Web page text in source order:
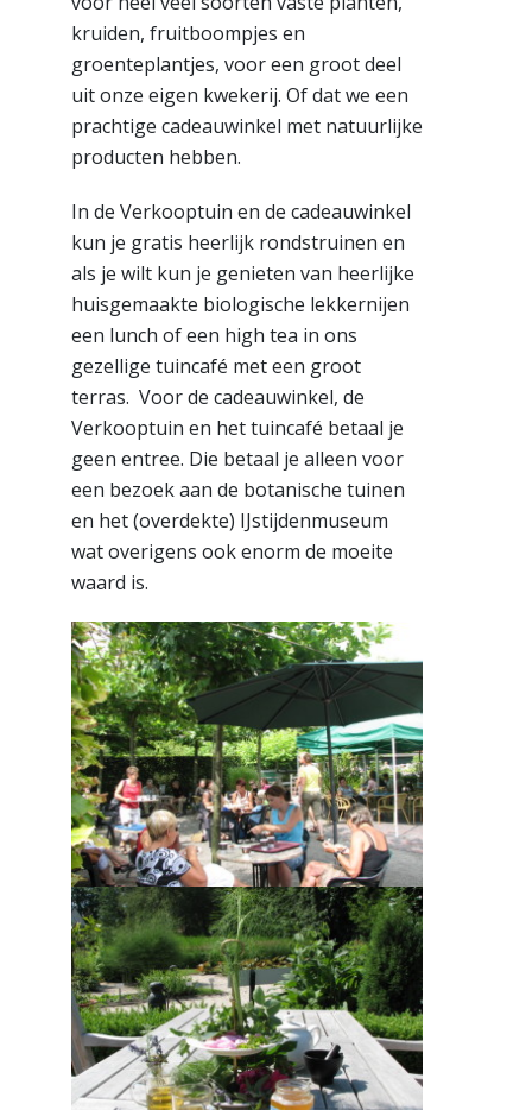
kruiden, fruitboompjes en
groenteplantjes, voor een groot deel
uit onze eigen kwekerij. Of dat we een
prachtige cadeauwinkel met natuurlijke
producten hebben.
In de Verkooptuin en de cadeauwinkel
kun je gratis heerlijk rondstruinen en
als je wilt kun je genieten van heerlijke
huisgemaakte biologische lekkernijen
een lunch of een high tea in ons
gezellige tuincafé met een groot
terras. Voor de cadeauwinkel, de
Verkooptuin en het tuincafé betaal je
geen entree. Die betaal je alleen voor
een bezoek aan de botanische tuinen
en het (overdekte) IJstijdenmuseum
wat overigens ook enorm de moeite
waard is.